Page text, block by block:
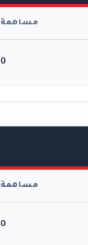
مساهمة
0
مساهمة
0